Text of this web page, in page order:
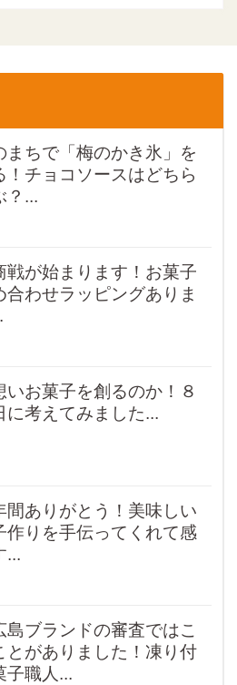
まちで「梅のかき氷」を
！チョコソースはどちら
？...
戦が始まります！お菓子
合わせラッピングありま
いお菓子を創るのか！８
に考えてみました...
間ありがとう！美味しい
作りを手伝ってくれて感
...
島ブランドの審査ではこ
とがありました！凍り付
子職人...